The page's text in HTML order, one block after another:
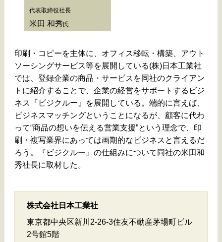
代表取締役社長
米田 和秀 氏
印刷・コピーを主体に、オフィス移転・構築、アウト
ソーシングサービス等を展開している(株)日本工業社
では、登録企業の商品・サービスを同社のクライアン
トに紹介することで、企業の経営をサポートするビジ
ネス『ビジクルー』を展開している。端的に言えば、
ビジネスマッチングということになるが、顧客に代わ
って“商品の想いを伝える営業支援”という理念で、印
刷・複写業界にあっては画期的なビジネスと言えるだ
ろう。『ビジクルー』の仕組みについて同社の米田和
秀社長に取材した。
株式会社日本工業社
東京都中央区新川2-26-3住友不動産茅場町ビル
2号館5階